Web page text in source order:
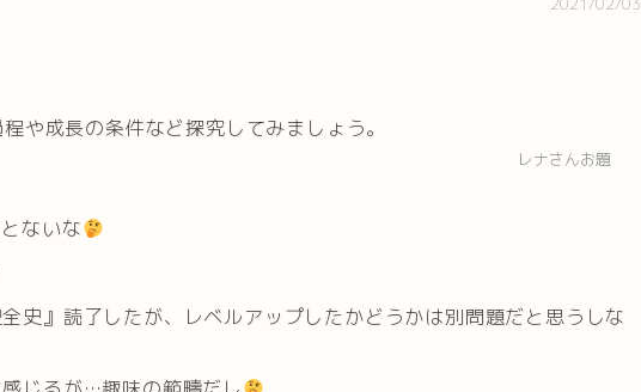
や成長の条件など探究してみましょう。
レナさんお題
ないな
史』読了したが、レベルアップしたかどうかは別問題だと思うしな